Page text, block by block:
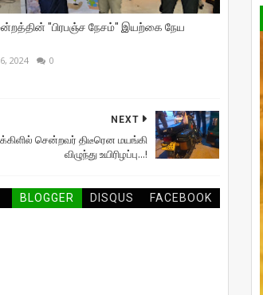
"பிரபஞ்ச நேசம்" இயற்கை நேய
2024 0
NEXT
சென்றவர் திடீரென மயங்கி
விழுந்து உயிரிழப்பு...!
BLOGGER DISQUS FACEBOOK